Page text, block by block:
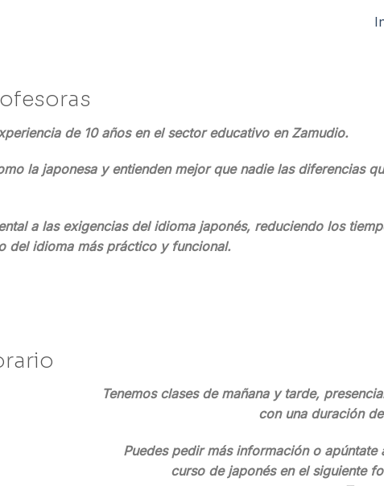
de 10 años en el sector educativo en Zamudio.
la japonesa y entienden mejor que nadie las diferencias
a las exigencias del idioma japonés, reduciendo los
del idioma más práctico y funcional.
Tenemos clases de mañana y tarde,
con una duración
Puedes pedir más información o apúntate
curso de japonés en el siguiente